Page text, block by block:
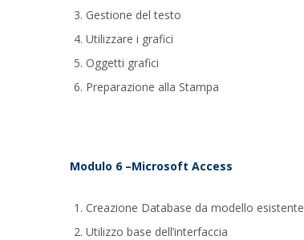
Gestione del testo
Utilizzare i grafici
Oggetti grafici
Preparazione alla Stampa
Modulo 6 –Microsoft Access
Creazione Database da modello esistente
Utilizzo base dell’interfaccia